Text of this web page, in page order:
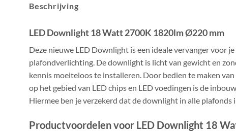
Beschrijving
LED Downlight 18 Watt 2700K 1820lm Ø220 mm
Deze nieuwe LED Downlight is een ideale vervanger voor
plafondverlichting. De downlight is licht van gewicht en
kennis moeiteloos te installeren. Door bedien te maken
op het gebied van LED chips en LED voedingen is de
Hiermee ben je verzekerd dat de downlight in alle plafonds
Productvoordelen voor LED Downlight 18